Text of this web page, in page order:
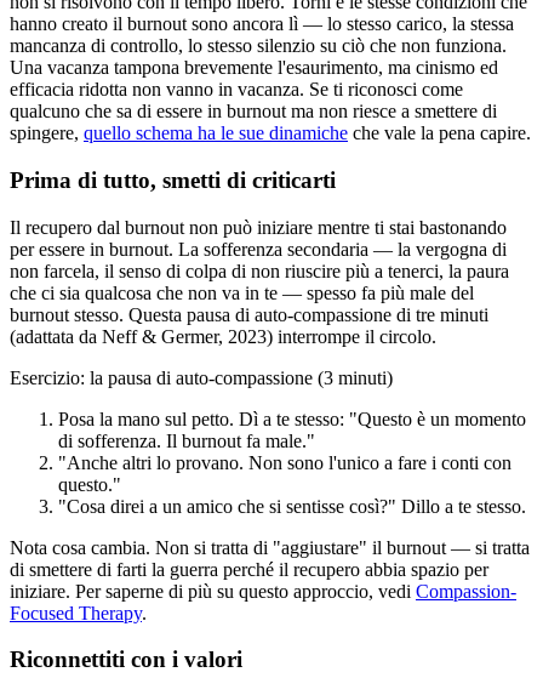
hanno creato il burnout sono ancora lì — lo stesso carico, la stessa
mancanza di controllo, lo stesso silenzio su ciò che non funziona.
Una vacanza tampona brevemente l'esaurimento, ma cinismo ed
efficacia ridotta non vanno in vacanza. Se ti riconosci come
qualcuno che sa di essere in burnout ma non riesce a smettere di
spingere, quello schema ha le sue dinamiche che vale la pena capire.
Prima di tutto, smetti di criticarti
Il recupero dal burnout non può iniziare mentre ti stai bastonando
per essere in burnout. La sofferenza secondaria — la vergogna di
non farcela, il senso di colpa di non riuscire più a tenerci, la paura
che ci sia qualcosa che non va in te — spesso fa più male del
burnout stesso. Questa pausa di auto-compassione di tre minuti
(adattata da Neff & Germer, 2023) interrompe il circolo.
Esercizio: la pausa di auto-compassione (3 minuti)
Posa la mano sul petto. Dì a te stesso: "Questo è un momento
di sofferenza. Il burnout fa male."
"Anche altri lo provano. Non sono l'unico a fare i conti con
questo."
"Cosa direi a un amico che si sentisse così?" Dillo a te stesso.
Nota cosa cambia. Non si tratta di "aggiustare" il burnout — si tratta
di smettere di farti la guerra perché il recupero abbia spazio per
iniziare. Per saperne di più su questo approccio, vedi Compassion-
Focused Therapy.
Riconnettiti con i valori